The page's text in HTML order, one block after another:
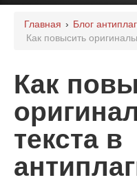
Институты
Партнерам
О сервисе
Главная › Блог
Как повысить
Как
текста в